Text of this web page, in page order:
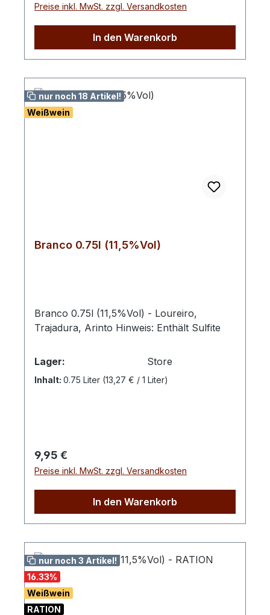
Charakter. Das exzellente Preis-
Weine von Cantine Spinelli zu einem
faszinierenden und bezahlbaren Alltags-
Preise inkl. MwSt. zzgl. Versandkosten
In den Warenkorb
nur noch 18 Artikel!
Weißwein
Branco 0.75l (11,5%Vol)
Branco 0.75l (11,5%Vol) - Loureiro,
Trajadura, Arinto Hinweis: Enthält Sulfite
Lager: Store
Inhalt: 0.75 Liter (13,27 € / 1 Liter)
Regulärer Preis:
9,95 €
Preise inkl. MwSt. zzgl. Versandkosten
In den Warenkorb
nur noch 3 Artikel!
16.33%
Weißwein
RATION